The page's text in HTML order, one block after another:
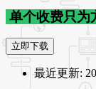
单个收费只为
立即下载
最近更新: